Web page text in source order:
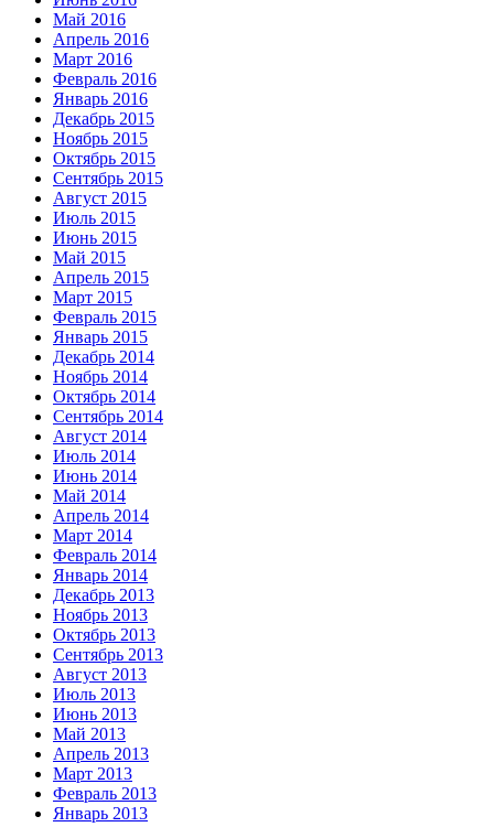
Май 2016
Апрель 2016
Март 2016
Февраль 2016
Январь 2016
Декабрь 2015
Ноябрь 2015
Октябрь 2015
Сентябрь 2015
Август 2015
Июль 2015
Июнь 2015
Май 2015
Апрель 2015
Март 2015
Февраль 2015
Январь 2015
Декабрь 2014
Ноябрь 2014
Октябрь 2014
Сентябрь 2014
Август 2014
Июль 2014
Июнь 2014
Май 2014
Апрель 2014
Март 2014
Февраль 2014
Январь 2014
Декабрь 2013
Ноябрь 2013
Октябрь 2013
Сентябрь 2013
Август 2013
Июль 2013
Июнь 2013
Май 2013
Апрель 2013
Март 2013
Февраль 2013
Январь 2013